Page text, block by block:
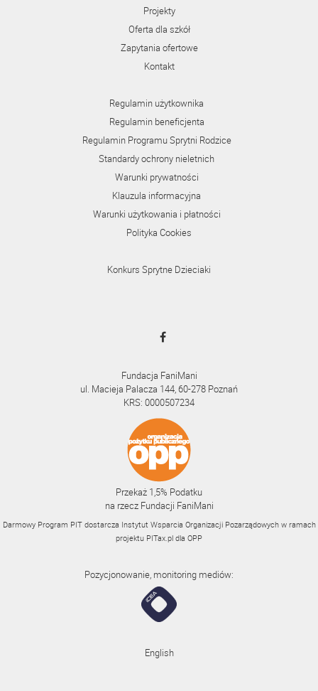
Projekty
Oferta dla szkół
Zapytania ofertowe
Kontakt
Regulamin użytkownika
Regulamin beneficjenta
Regulamin Programu Sprytni Rodzice
Standardy ochrony nieletnich
Warunki prywatności
Klauzula informacyjna
Warunki użytkowania i płatności
Polityka Cookies
Konkurs Sprytne Dzieciaki
Fundacja FaniMani
ul. Macieja Palacza 144, 60-278 Poznań
KRS: 0000507234
Przekaż 1,5% Podatku
na rzecz Fundacji FaniMani
Darmowy Program PIT dostarcza Instytut Wsparcia Organizacji Pozarządowych w ramach
projektu PITax.pl dla OPP
Pozycjonowanie, monitoring mediów:
English